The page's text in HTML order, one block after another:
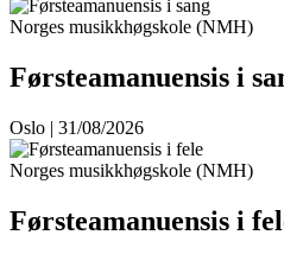
Norges musikkhøgskole (NMH)
Førsteamanuensis i
Oslo | 31/08/2026
Norges musikkhøgskole (NMH)
Førsteamanuensis i